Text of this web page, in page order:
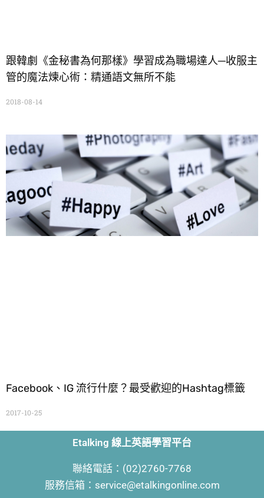
跟韓劇《金秘書為何那樣》學習成為職場達人─收服主
管的魔法煉心術：精通語文無所不能
2018-08-14
Facebook、IG 流行什麼？最受歡迎的Hashtag標籤
2017-10-25
Etalking 線上英語學習平台
聯絡電話：(02)2760-7768
服務信箱：service@etalkingonline.com